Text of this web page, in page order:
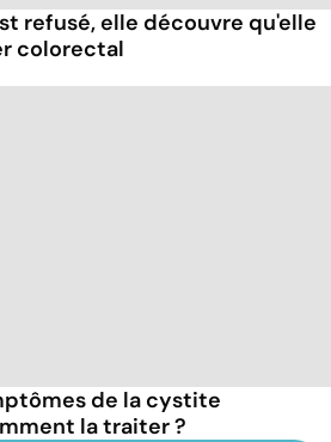
refusé, elle découvre qu'elle
colorectal
de la cystite
la traiter ?